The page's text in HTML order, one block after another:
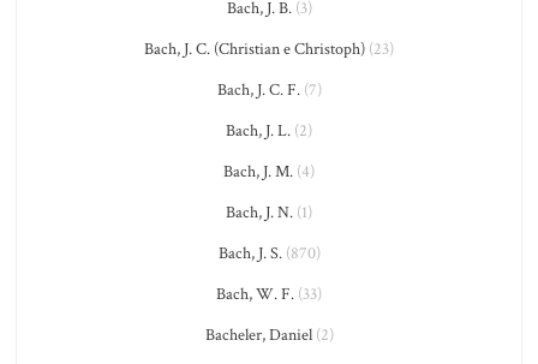
Bach, J. B.(3)
Bach, J. C. (Christian e Christoph) (23)
Bach, J. C. F.(7)
Bach, J. L. (2)
Bach, J. M. (4)
Bach, J. N. (1)
Bach, J. S.(870)
Bach, W. F. (33)
Bacheler, Daniel(2)